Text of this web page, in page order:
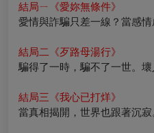
結局ㄧ《愛妳無條件》
愛情與詐騙只差一線？當感
結局二《歹路母湯行》
騙得了一時，騙不了一世。
結局三《我心已打烊》
當真相揭開，世界也跟著沉